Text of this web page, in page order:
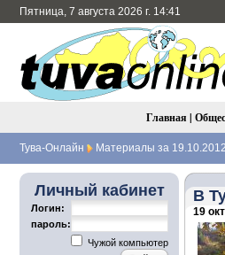
Пятница, 7 августа 2026 г. 14:41
Главная |
Тува-Онлайн Материалы за 19.10.2012
Личный кабинет
Логин:
пароль:
Чужой компьютер
В
19